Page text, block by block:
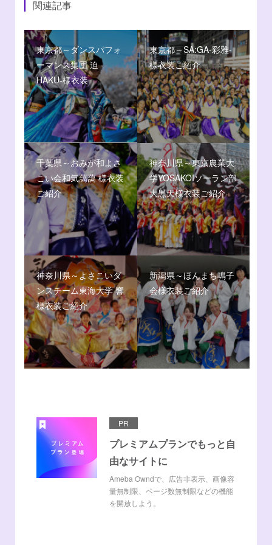
関連記事
東京都～ダンスパフォ
ーマンス集団 迫 -
HAKU-様衣装
東京都～SA:GA-彩雅-
様衣装ご紹介
千葉県～おみが和よさ
こい会和気藹藹 様衣装
ご紹介
神奈川県～東京農業大
学YOSAKOIソーラン部
大黒天様衣装ご紹介
神奈川県～よさこいダ
ンスチーム東海大学 響
様衣装ご紹介
新潟県～ほんまち鳴子
会様衣装ご紹介
PR
プレミアムプランでもっと自
由なサイトに
Ameba Owndで、広告非表示、画像容
量無制限、ページ数無制限などの機能
を開放しよう。